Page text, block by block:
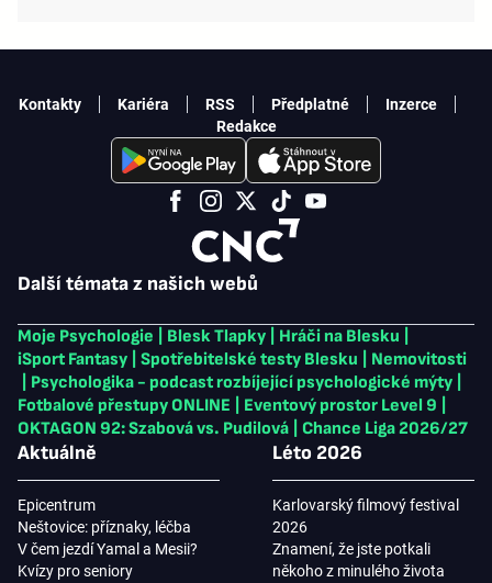
Další témata z našich webů
Moje Psychologie Blesk Tlapky Hráči na Blesku
iSport Fantasy
Spotřebitelské testy Blesku
Nemovitosti
Psychologika - podcast rozbíjející psychologické mýty
Fotbalové přestupy ONLINE
Eventový prostor Level 9
OKTAGON 92: Szabová vs. Pudilová
Chance Liga 2026/27
Aktuálně
Epicentrum
Neštovice: příznaky, léčba
V čem jezdí Yamal a Mesii?
Kvízy pro seniory
Léto 2026
Karlovarský filmový festival
2026
Znamení, že jste potkali
někoho z minulého života
Kontakty Kariéra RSS Předplatné
Inzerce
Redakce